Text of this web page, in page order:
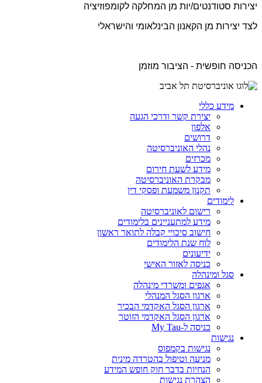
יצירות סטודנטים/יות מן המחלקה לקומפוזיציה
לצד יצירות מן הקאנון הבינלאומי והישראלי
הכניסה חופשית - הציבור מוזמן
מידע כללי
יצירת קשר ודרכי הגעה
אלפון
דרושים
נהלי האוניברסיטה
מכרזים
מידע לשעת חירום
מבקרת האוניברסיטה
תקנון משמעת ופסקי דין
לימודים
רישום לאוניברסיטה
מידע למתעניינים בלימודים
חישוב סיכויי קבלה לתואר ראשון
לוח שנת הלימודים
ידיעונים
כניסה לאזור האישי
סגל ומינהלה
אגפים ומשרדי מינהלה
ארגון הסגל המנהלי
ארגון הסגל האקדמי הבכיר
ארגון הסגל האקדמי הזוטר
כניסה ל-My Tau
נגישות
נגישות בקמפוס
מניעה וטיפול בהטרדה מינית
הנחיות בדבר חוק חופש המידע
הצהרת נגישות